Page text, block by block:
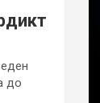
до